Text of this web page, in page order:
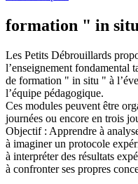
formation " in
Les Petits Débrouillards
l’enseignement fondamental
de formation " in situ " à
l’équipe pédagogique.
Ces modules peuvent être
journées ou encore en trois
Objectif : Apprendre à
à imaginer un protocole
à interpréter des résultats
à confronter ses propres